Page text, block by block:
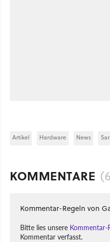
Artikel Hardware News
KOMMENTARE
Kommentar-Regeln von
Bitte lies unsere Kommentar-
Kommentar verfasst.